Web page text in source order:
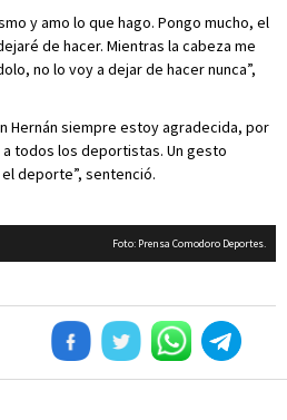
y amo lo que hago. Pongo mucho, el
de hacer. Mientras la cabeza me
no lo voy a dejar de hacer nunca”,
Hernán siempre estoy agradecida, por
a todos los deportistas. Un gesto
deporte”, sentenció.
Foto: Prensa Comodoro Deportes.